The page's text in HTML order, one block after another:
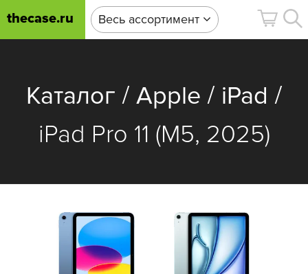
thecase.ru Весь ассортимент
Каталог / Apple / iPad /
iPad Pro 11 (M5, 2025)